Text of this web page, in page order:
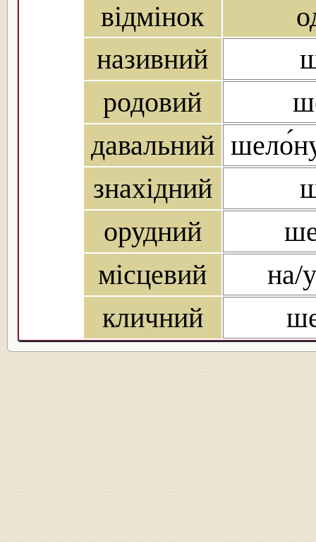
відмінок
називний
родовий
давальний
знахідний
орудний
місцевий
на/
кличний